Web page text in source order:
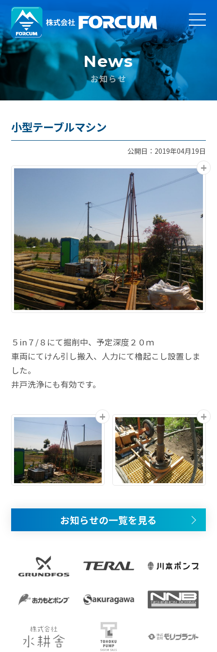
News
お知らせ
小型テーブルマシン
公開日：2019年04月19日
５in７/８にて掘削中、予定深度２０ｍ
車両にてけん引し搬入、人力にて櫓起こし設置しま
した。
井戸洗浄にも有効です。
お知らせの一覧を見る